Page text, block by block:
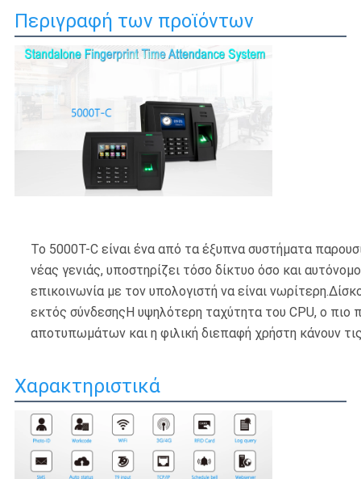
Περιγραφή των προϊόντων
Το 5000T-C είναι ένα από τα έξυπνα συστήματα
νέας γενιάς, υποστηρίζει τόσο δίκτυο όσο και
επικοινωνία με τον υπολογιστή να είναι
εκτός σύνδεσηςΗ υψηλότερη ταχύτητα του CPU, ο πιο
αποτυπωμάτων και η φιλική διεπαφή χρήστη κάνουν
Χαρακτηριστικά